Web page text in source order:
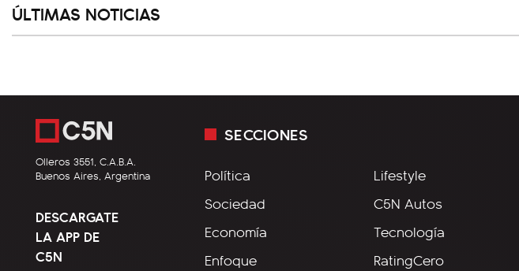
ÚLTIMAS NOTICIAS
Olleros 3551, C.A.B.A.
Buenos Aires, Argentina
DESCARGATE
LA APP DE
C5N
SECCIONES
Política
Sociedad
Economía
Enfoque
Lifestyle
C5N Autos
Tecnología
RatingCero